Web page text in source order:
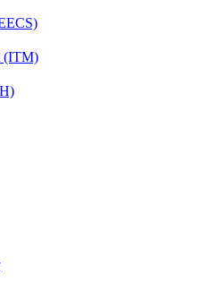
(ITM)